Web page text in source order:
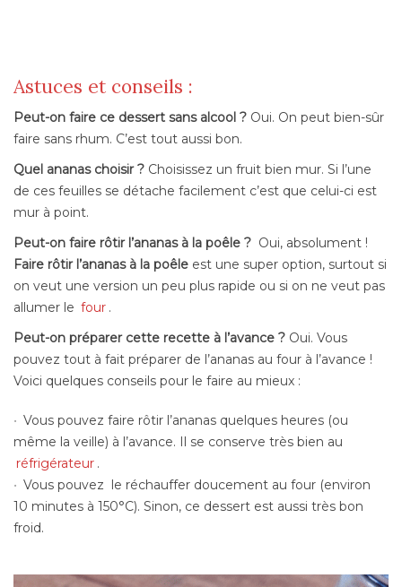
Astuces et conseils :
Peut-on faire ce dessert sans alcool ? Oui. On peut bien-sûr
faire sans rhum. C’est tout aussi bon.
Quel ananas choisir ? Choisissez un fruit bien mur. Si l’une
de ces feuilles se détache facilement c’est que celui-ci est
mur à point.
Peut-on faire rôtir l’ananas à la poêle ? Oui, absolument !
Faire rôtir l’ananas à la poêle est une super option, surtout si
on veut une version un peu plus rapide ou si on ne veut pas
allumer le four .
Peut-on préparer cette recette à l’avance ? Oui. Vous
pouvez tout à fait préparer de l’ananas au four à l’avance !
Voici quelques conseils pour le faire au mieux :
Vous pouvez faire rôtir l’ananas quelques heures (ou
même la veille) à l’avance. Il se conserve très bien au
réfrigérateur .
Vous pouvez le réchauffer doucement au four (environ
10 minutes à 150°C). Sinon, ce dessert est aussi très bon
froid.